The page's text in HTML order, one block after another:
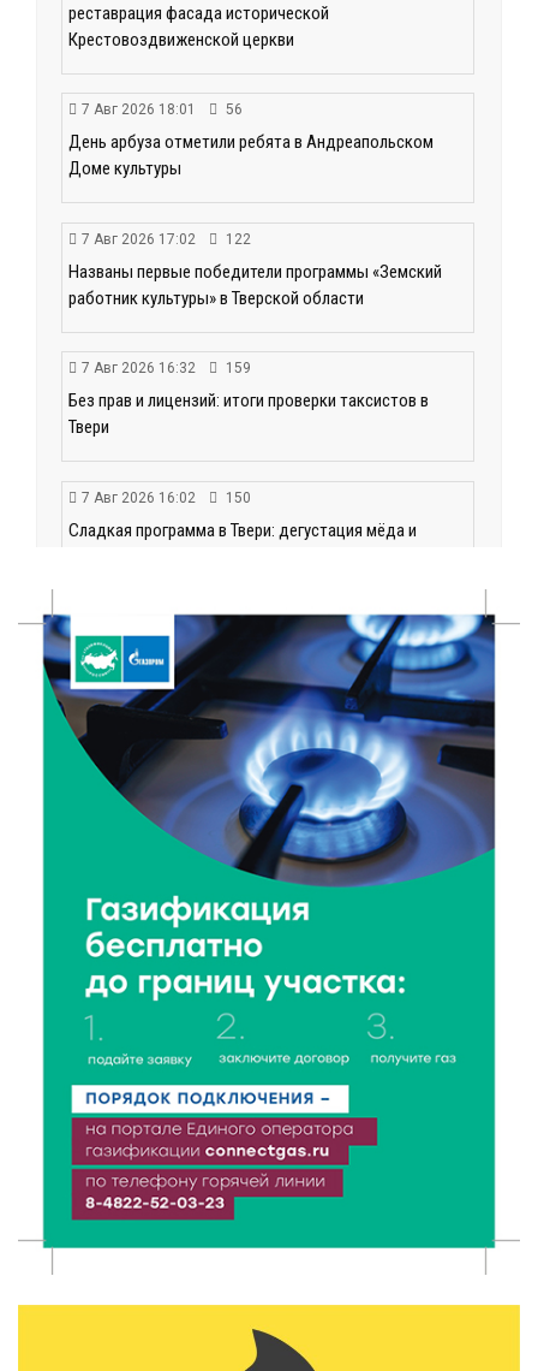
реставрация фасада исторической
Крестовоздвиженской церкви
7 Авг 2026 18:01 56
День арбуза отметили ребята в Андреапольском
Доме культуры
7 Авг 2026 17:02 122
Названы первые победители программы «Земский
работник культуры» в Тверской области
7 Авг 2026 16:32 159
Без прав и лицензий: итоги проверки таксистов в
Твери
7 Авг 2026 16:02 150
Сладкая программа в Твери: дегустация мёда и
97
Открыт набор на программу амбассадоров для
студентов российских вузов
7 Авг 2026 15:37 75
Жителям Тверской области напомнили об
опасности домашних заготовок
Золотой век “Горьковки”: как А. М. Кузнецова
изменила библиотечную жизнь Верхневолжья
7 Авг 2026 15:30 87
«Россети Центр» отремонтировали почти 270
трансформаторных подстанций и более 146 км ЛЭП
в Тверской области
7 Авг 2026 15:10 86
На Петербургском марафоне «Пушкин — Петербург»
От звёздочек к чемпионам: в Твери отметили